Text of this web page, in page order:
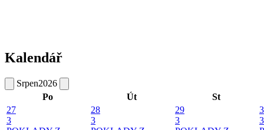
Kalendář
Srpen2026
Po
Út
St
27
3
28
3
29
3
3